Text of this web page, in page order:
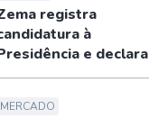
registra
à
e declara
de R$ 178
MERCADO